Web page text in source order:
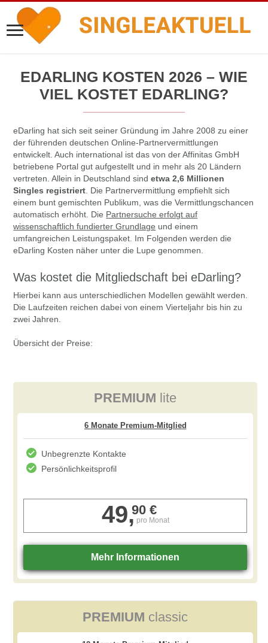
EDARLING KOSTEN 2026 – WIE
VIEL KOSTET EDARLING?
eDarling hat sich seit seiner Gründung im Jahre 2008 zu einer
der führenden deutschen Online-Partnervermittlungen
entwickelt. Auch international ist das von der Affinitas GmbH
betriebene Portal gut aufgestellt und in mehr als 20 Ländern
vertreten. Allein in Deutschland sindetwa 2,6 Millionen
Singles registriert . Die Partnervermittlung empfiehlt sich
einem bunt gemischten Publikum, was die Vermittlungschancen
automatisch erhöht. Die Partnersuche erfolgt auf
wissenschaftlich fundierter Grundlage und einem
umfangreichen Leistungspaket. Im Folgenden werden die
eDarling Kosten näher unter die Lupe genommen.
Was kostet die Mitgliedschaft bei eDarling?
Hierbei kann aus unterschiedlichen Modellen gewählt werden.
Die Laufzeiten reichen dabei von einem Vierteljahr bis hin zu
zwei Jahren.
Übersicht der Preise:
PREMIUM lite
Unbegrenzte Kontakte
Persönlichkeitsprofil
49,90 €
pro Monat
PREMIUM classic